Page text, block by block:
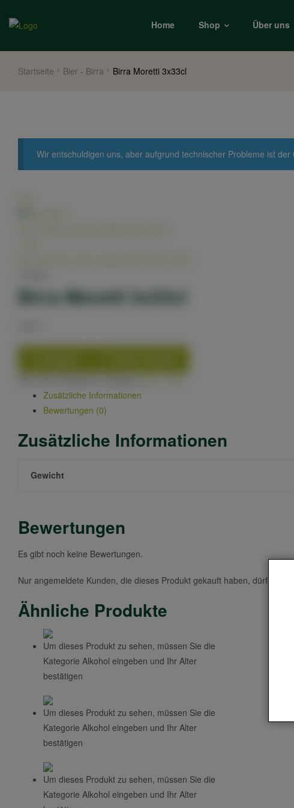
Home Shop Über uns
Startseite Bier - Birra Birra Moretti 3x33cl
Wir entschuldigen uns, aber aufgrund technischer Probleme ist
Birra Moretti 3x33cl
SKU:8001435225213 Category:Bier - Birra
Zusätzliche Informationen
Bewertungen (0)
Zusätzliche Informationen
Gewicht
Bewertungen
Es gibt noch keine Bewertungen.
Nur angemeldete Kunden, die dieses Produkt gekauft haben, dürfen
Ähnliche Produkte
Um dieses Produkt zu sehen, müssen Sie die
Kategorie Alkohol eingeben und Ihr Alter
bestätigen
Um dieses Produkt zu sehen, müssen Sie die
Kategorie Alkohol eingeben und Ihr Alter
bestätigen
Um dieses Produkt zu sehen, müssen Sie die
Kategorie Alkohol eingeben und Ihr Alter